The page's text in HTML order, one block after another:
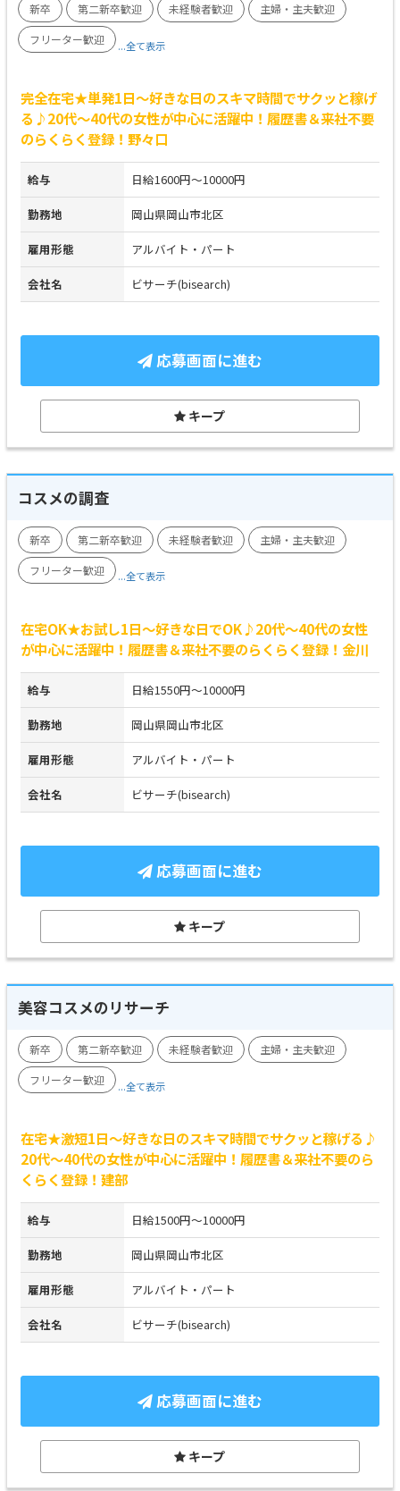
新卒 第二新卒歓迎 未経験者歓迎
主婦・主夫歓迎
フリーター歓迎
...全て表示
完全在宅★単発1日～好きな日のスキマ時間でサクッと稼げ
る♪20代～40代の女性が中心に活躍中！履歴書＆来社不要
のらくらく登録！野々口
給与 日給1600円～10000円
勤務地 岡山県岡山市北区
雇用形態 アルバイト・パート
会社名 ビサーチ(bisearch)
応募画面に進む
キープ
コスメの調査
新卒 第二新卒歓迎 未経験者歓迎
主婦・主夫歓迎
フリーター歓迎
...全て表示
在宅OK★お試し1日～好きな日でOK♪20代～40代の女性
が中心に活躍中！履歴書＆来社不要のらくらく登録！金川
給与 日給1550円～10000円
勤務地 岡山県岡山市北区
雇用形態 アルバイト・パート
会社名 ビサーチ(bisearch)
応募画面に進む
キープ
美容コスメのリサーチ
新卒 第二新卒歓迎 未経験者歓迎
主婦・主夫歓迎
フリーター歓迎
...全て表示
在宅★激短1日～好きな日のスキマ時間でサクッと稼げる♪
20代～40代の女性が中心に活躍中！履歴書＆来社不要のら
くらく登録！建部
給与 日給1500円～10000円
勤務地 岡山県岡山市北区
雇用形態 アルバイト・パート
会社名 ビサーチ(bisearch)
応募画面に進む
キープ